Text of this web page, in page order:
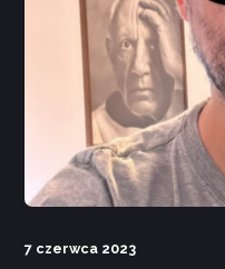
7 czerwca 2023